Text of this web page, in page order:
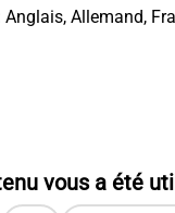
Anglais, Allemand,
vous a été